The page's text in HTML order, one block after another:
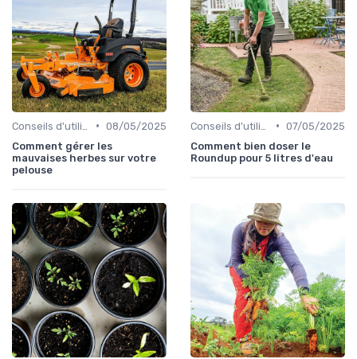
• 08/05/2025
Comment gérer les
mauvaises herbes sur votre
pelouse
• 07/05/2025
Comment bien doser le
Roundup pour 5 litres d'eau